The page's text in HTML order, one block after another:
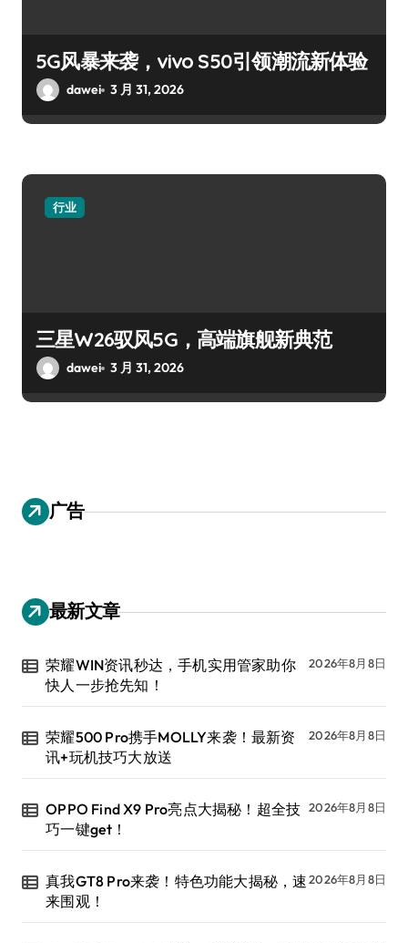
5G风暴来袭，vivo S50引领潮流新体验
dawei 3 月 31, 2026
行业
三星W26驭风5G，高端旗舰新典范
dawei 3 月 31, 2026
广告
最新文章
荣耀WIN资讯秒达，手机实用管家助你
快人一步抢先知！
2026年8月8日
荣耀500 Pro携手MOLLY来袭！最新资
讯+玩机技巧大放送
2026年8月8日
OPPO Find X9 Pro亮点大揭秘！超全技
巧一键get！
2026年8月8日
真我GT8 Pro来袭！特色功能大揭秘，速
来围观！
2026年8月8日